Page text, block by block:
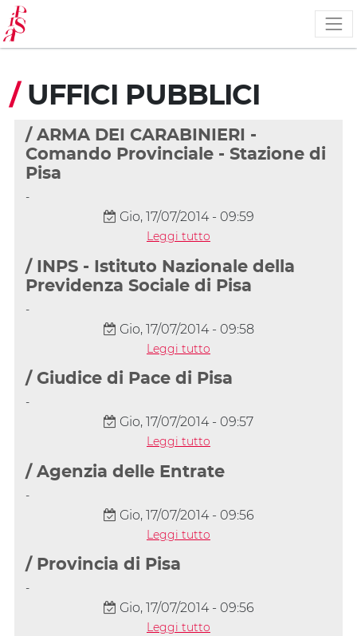
Salta
al
contenuto
principale
/ UFFICI PUBBLICI
/ ARMA DEI CARABINIERI -
Comando Provinciale - Stazione di
Pisa
-
Gio, 17/07/2014 - 09:59
Leggi tutto
/ INPS - Istituto Nazionale della
Previdenza Sociale di Pisa
-
Gio, 17/07/2014 - 09:58
Leggi tutto
/ Giudice di Pace di Pisa
-
Gio, 17/07/2014 - 09:57
Leggi tutto
/ Agenzia delle Entrate
-
Gio, 17/07/2014 - 09:56
Leggi tutto
/ Provincia di Pisa
-
Gio, 17/07/2014 - 09:56
Leggi tutto